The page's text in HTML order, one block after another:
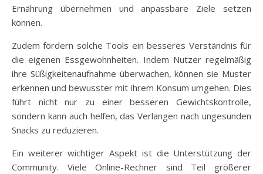
Ernährung übernehmen und anpassbare Ziele setzen
können.
Zudem fördern solche Tools ein besseres Verständnis für
die eigenen Essgewohnheiten. Indem Nutzer regelmäßig
ihre Süßigkeitenaufnahme überwachen, können sie Muster
erkennen und bewusster mit ihrem Konsum umgehen. Dies
führt nicht nur zu einer besseren Gewichtskontrolle,
sondern kann auch helfen, das Verlangen nach ungesunden
Snacks zu reduzieren.
Ein weiterer wichtiger Aspekt ist die Unterstützung der
Community. Viele Online-Rechner sind Teil größerer